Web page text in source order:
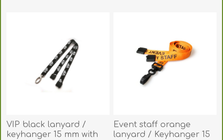
VIP black lanyard /
keyhanger 15 mm with
Event staff orange
lanyard / Keyhanger 15